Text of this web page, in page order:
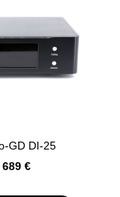
GD DI-25
689 €